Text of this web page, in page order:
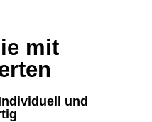
mit
und